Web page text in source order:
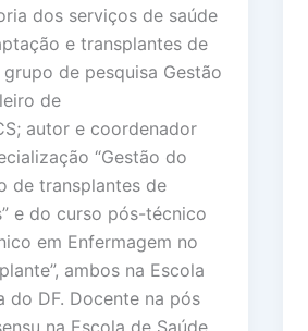
dos serviços de saúde
e transplantes de
de pesquisa Gestão
de
autor e coordenador
“Gestão do
de transplantes de
e do curso pós-técnico
em Enfermagem no
ambos na Escola
do DF. Docente na pós